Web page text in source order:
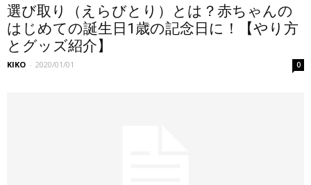
選び取り（えらびとり）とは？赤ちゃんの
はじめての誕生日1歳の記念日に！【やり方
とグッズ紹介】
KIKO - 2020/01/01 0